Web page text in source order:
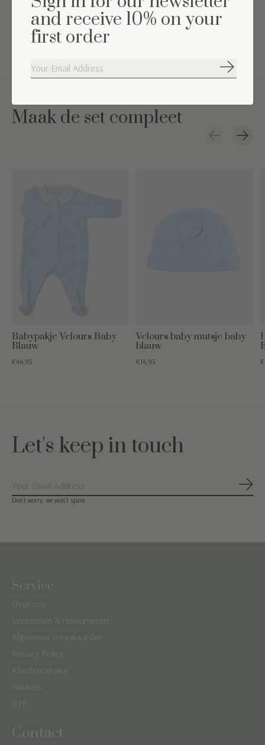
Kleur: licht blauw
Was instructie: wasbaar op 60 graden
Maak de set compleet
Babypakje Velours Baby
Blauw
€44,95
Velours baby mutsje baby
blauw
€14,95
Let's keep in touch
Don’t worry, we won’t spam
Service
Over ons
Verzenden & retourneren
Algemene voorwaarden
Privacy Policy
Klantenservice
Winkels
B2B
Contact
and receive 10% on your
first order
Abonneer